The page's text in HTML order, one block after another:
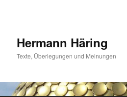
Hermann Häring
Texte, Überlegungen und Meinungen